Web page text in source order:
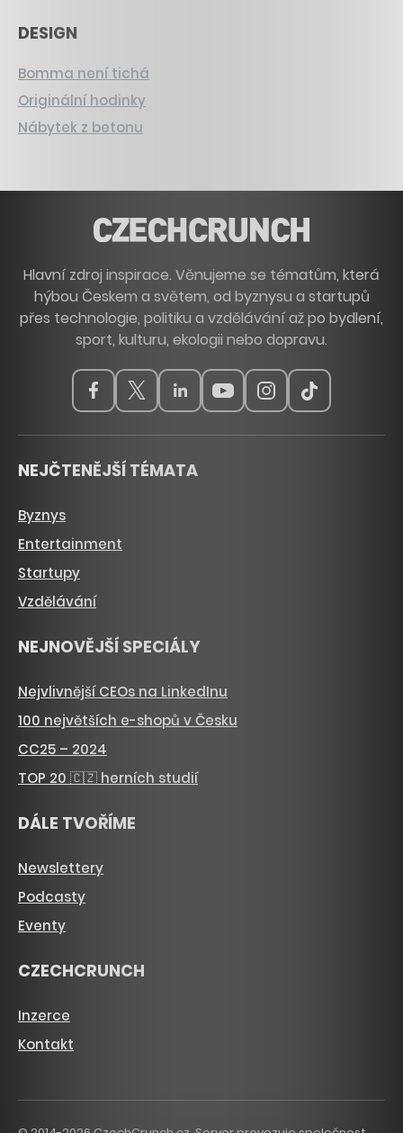
DESIGN
Bomma není tichá
Originální hodinky
Nábytek z betonu
Hlavní zdroj inspirace. Věnujeme se tématům, která
hýbou Českem a světem, od byznysu a startupů
přes technologie, politiku a vzdělávání až po bydlení,
sport, kulturu, ekologii nebo dopravu.
NEJČTENĚJŠÍ TÉMATA
Byznys
Entertainment
Startupy
Vzdělávání
NEJNOVĚJŠÍ SPECIÁLY
Nejvlivnější CEOs na LinkedInu
100 největších e-shopů v Česku
CC25 – 2024
TOP 20 🇨🇿 herních studií
DÁLE TVOŘÍME
Newslettery
Podcasty
Eventy
CZECHCRUNCH
Inzerce
Kontakt